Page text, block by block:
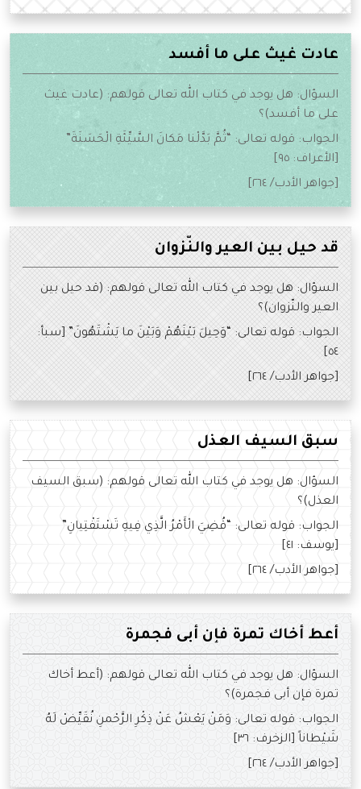
عادت غيث على ما أفسد
السؤال: هل يوجد في كتاب الله تعالى قولهم: (عادت غيث
على ما أفسد)؟
الجواب: قوله تعالى: “ثُمَّ بَدَّلْنا مَكانَ السَّيِّئَةِ الْحَسَنَةَ”
[الأعراف: ٩٥]
[جواهر الأدب/ ٢٦٤]
قد حيل بين العير والنّزوان
السؤال: هل يوجد في كتاب الله تعالى قولهم: (قد حيل بين
العير والنّزوان)؟
الجواب: قوله تعالى: “وَحِيلَ بَيْنَهُمْ وَبَيْنَ ما يَشْتَهُونَ” [سبأ:
٥٤]
[جواهر الأدب/ ٢٦٤]
سبق السيف العذل
السؤال: هل يوجد في كتاب الله تعالى قولهم: (سبق السيف
العذل)؟
الجواب: قوله تعالى: “قُضِيَ الْأَمْرُ الَّذِي فِيهِ تَسْتَفْتِيانِ”
[يوسف: ٤١]
[جواهر الأدب/ ٢٦٤]
أعط أخاك تمرة فإن أبى فجمرة
السؤال: هل يوجد في كتاب الله تعالى قولهم: (أعط أخاك
تمرة فإن أبى فجمرة)؟
الجواب: قوله تعالى: وَمَنْ يَعْشُ عَنْ ذِكْرِ الرَّحْمنِ نُقَيِّضْ لَهُ
شَيْطاناً [الزخرف: ٣٦]
[جواهر الأدب/ ٢٦٤]